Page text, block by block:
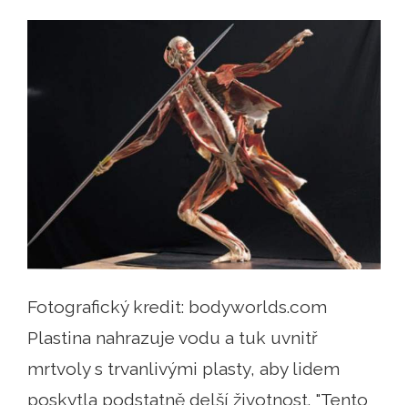
Fotografický kredit: bodyworlds.com
Plastina nahrazuje vodu a tuk uvnitř
mrtvoly s trvanlivými plasty, aby lidem
poskytla podstatně delší životnost. "Tento